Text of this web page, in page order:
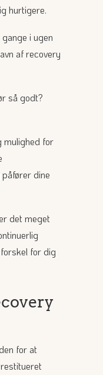
hurtigere.
i ugen
af recovery
så godt?
mulighed for
dine
det meget
for dig
for at